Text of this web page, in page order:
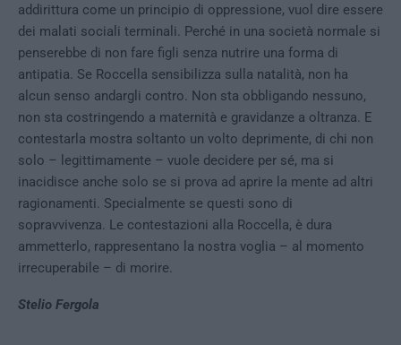
addirittura come un principio di oppressione, vuol dire essere
dei malati sociali terminali. Perché in una società normale si
penserebbe di non fare figli senza nutrire una forma di
antipatia. Se Roccella sensibilizza sulla natalità, non ha
alcun senso andargli contro. Non sta obbligando nessuno,
non sta costringendo a maternità e gravidanze a oltranza. E
contestarla mostra soltanto un volto deprimente, di chi non
solo – legittimamente – vuole decidere per sé, ma si
inacidisce anche solo se si prova ad aprire la mente ad altri
ragionamenti. Specialmente se questi sono di
sopravvivenza. Le contestazioni alla Roccella, è dura
ammetterlo, rappresentano la nostra voglia – al momento
irrecuperabile – di morire.
Stelio Fergola